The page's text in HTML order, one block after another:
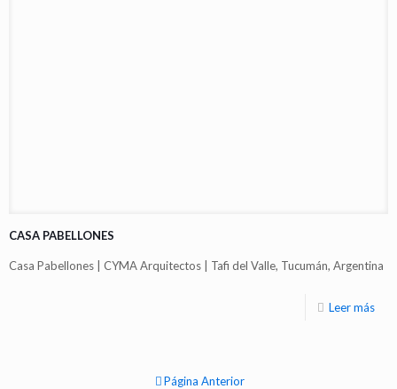
CASA PABELLONES
Casa Pabellones | CYMA Arquitectos | Tafi del Valle, Tucumán, Argentina
Leer más
Página Anterior